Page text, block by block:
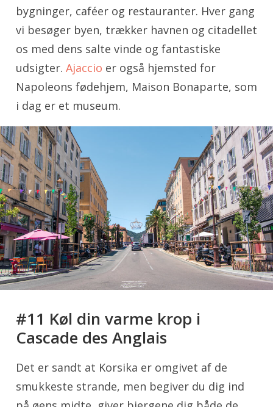
bygninger, caféer og restauranter. Hver gang
vi besøger byen, trækker havnen og citadellet
os med dens salte vinde og fantastiske
udsigter. Ajaccio er også hjemsted for
Napoleons fødehjem, Maison Bonaparte, som
i dag er et museum.
#11 Køl din varme krop i
Cascade des Anglais
Det er sandt at Korsika er omgivet af de
smukkeste strande, men begiver du dig ind